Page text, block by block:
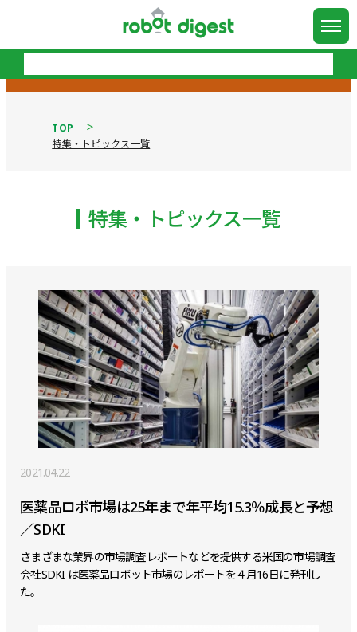
TOP
特集・トピックス一覧
特集・トピックス一覧
2021.04.22
医薬品ロボ市場は25年まで年平均15.3％成長と予想
／SDKI
さまざまな業界の市場調査レポートなどを提供する米国の市場調査
会社SDKI は医薬品ロボット市場のレポートを４月16日に発刊し
た。